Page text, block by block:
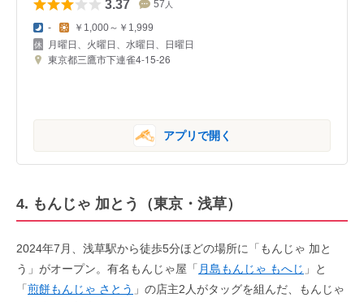
3.37 57 人
- ￥1,000～￥1,999
月曜日、火曜日、水曜日、日曜日
東京都三鷹市下連雀4-15-26
アプリで開く
4. もんじゃ 加とう（東京・浅草）
2024年7月、浅草駅から徒歩5分ほどの場所に「もんじゃ 加と
う」がオープン。有名もんじゃ屋「 月島もんじゃ もへじ 」と
「煎餅もんじゃ さとう 」の店主2人がタッグを組んだ、もんじゃ